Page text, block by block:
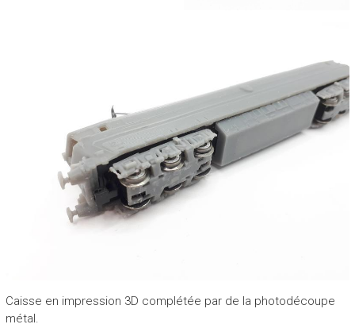
Caisse en impression 3D complétée par de la photodécoupe
métal.